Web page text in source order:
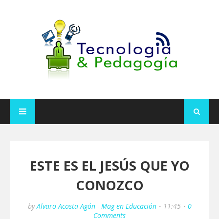
ESTE ES EL JESÚS QUE YO
CONOZCO
by Alvaro Acosta Agón - Mag en Educación 11:45
0
Comments